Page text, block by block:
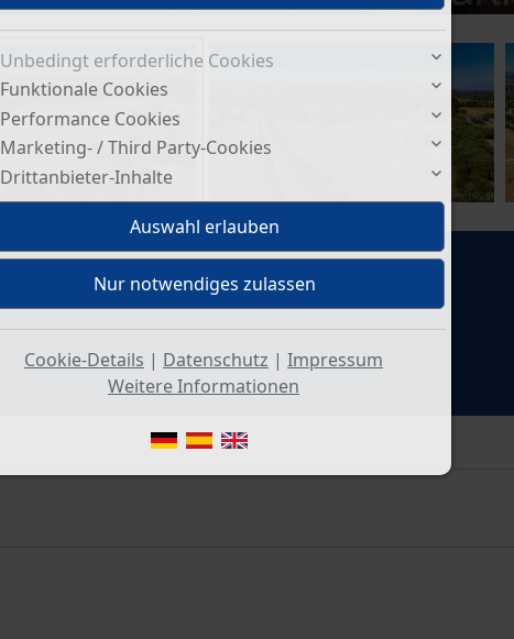
Unbedingt erforderliche Cookies
Funktionale Cookies
Performance Cookies
Marketing- / Third Party-Cookies
Drittanbieter-Inhalte
Cookie-Details | Datenschutz | Impressum
Weitere Informationen